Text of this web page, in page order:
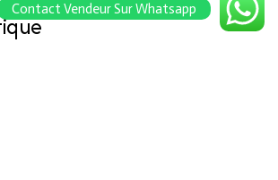
Contact Vendeur Sur Whatsapp